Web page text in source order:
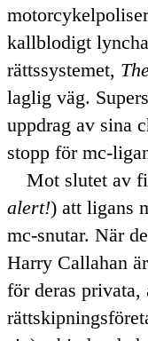
kallblodigt
rättssystemet,
laglig väg.
uppdrag av sina
stopp för mc-
Mot slutet av
alert!) att ligans
mc-snutar. När
Harry Callahan
för deras privata,